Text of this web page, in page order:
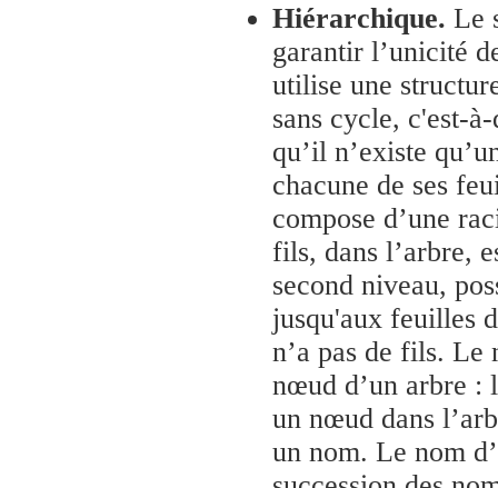
Hiérarchique. Le
garantir l’unicité
utilise une
sans cycle, c'est-
qu’il n’existe
chacune de ses
compose d’une
fils, dans l’arbre,
second niveau,
jusqu'aux feuilles
n’a pas de fils. Le
nœud d’un arbre :
un nœud dans
un nom. Le nom